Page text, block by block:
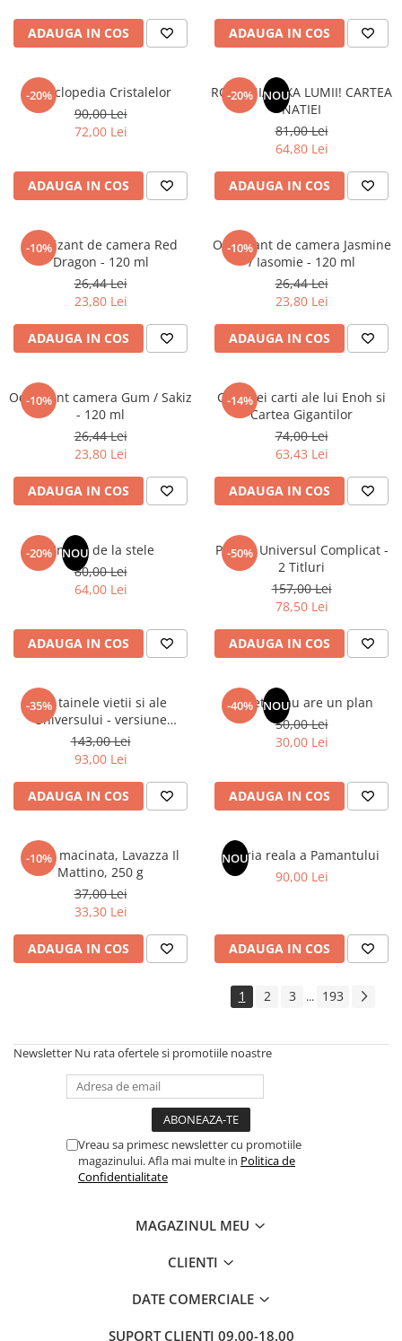
Carti erotice
Adult
Crime, Thriller, Mistery
Literatura Romana
Literatura Universala
Poezie
Romane de dragoste, Carti
romantice
Senzatii/Dragoste
Senzatii/Erotic
Senzatii/Suspans
Senzatii/Thriller
SF & Fantasy
Teatru
Teens Book Club
Birotica & Papetarie
Articole Birotica
Accesorii Arhivare
Instrumente de scris
Seturi birotica
Articole scolare
Caiete si Carnetele scolare
Coperti, Mape, Etichete
Ghiozdane si Penare scolare
Instrumente si Truse Geometrie
Seturi scolare
Calculator
Consumabile & Accesorii
Cadouri
Literatura Romana
Literatura Universala
Carte Prescolara, Joc
Carti cartonate
ADAUGA IN COS ADAUGA IN COS
-20%
Enciclopedia Cristalelor
90,00 Lei
72,00 Lei
ADAUGA IN COS
-20% NOU
ROMANIA, AXA LUMII! CARTEA
NATIEI
81,00 Lei
64,80 Lei
ADAUGA IN COS
-10%
Odorizant de camera Red
Dragon - 120 ml
26,44 Lei
23,80 Lei
ADAUGA IN COS
-10%
Odorizant de camera Jasmine
/ Iasomie - 120 ml
26,44 Lei
23,80 Lei
ADAUGA IN COS
-10%
Odorizant camera Gum / Sakiz
- 120 ml
26,44 Lei
23,80 Lei
ADAUGA IN COS
-14%
Cele trei carti ale lui Enoh si
Cartea Gigantilor
74,00 Lei
63,43 Lei
ADAUGA IN COS
-20% NOU
Un dar de la stele
80,00 Lei
64,00 Lei
ADAUGA IN COS
-50%
Pachet Universul Complicat -
2 Titluri
157,00 Lei
78,50 Lei
ADAUGA IN COS
-35%
Din tainele vietii si ale
Universului - versiune
originala din 1939. Volumele I-
III.
143,00 Lei
93,00 Lei
ADAUGA IN COS
-40% NOU
Sufletul tau are un plan
50,00 Lei
30,00 Lei
ADAUGA IN COS
-10%
Cafea macinata, Lavazza Il
Mattino, 250 g
37,00 Lei
33,30 Lei
ADAUGA IN COS
NOU
Istoria reala a Pamantului
90,00 Lei
ADAUGA IN COS
1 2 3 ... 193
Newsletter Nu rata ofertele si promotiile noastre
Vreau sa primesc newsletter cu promotiile
magazinului. Afla mai multe in Politica de
Confidentialitate
MAGAZINUL MEU
CLIENTI
DATE COMERCIALE
SUPORT CLIENTI 09.00-18.00